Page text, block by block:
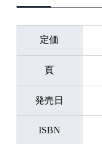
定価
頁
発売日
ISBN